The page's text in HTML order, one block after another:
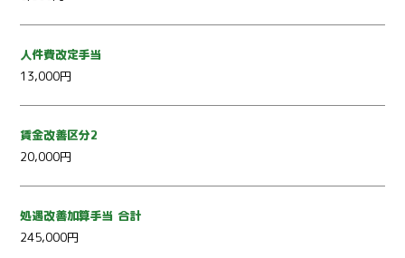
人件費改定手当
13,000円
賃金改善区分2
20,000円
処遇改善加算手当 合計
245,000円